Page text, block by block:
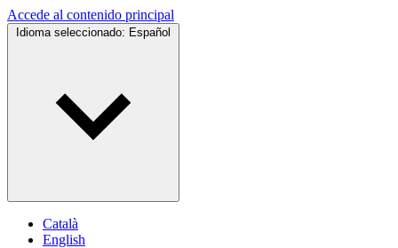
Accede al contenido principal
Idioma seleccionado: Español
Català
English